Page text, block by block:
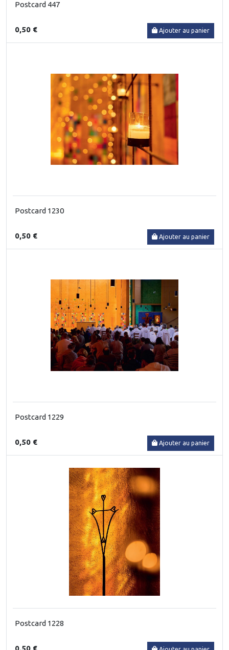
Postcard 447
0,50 € Ajouter au panier
Postcard 1230
0,50 € Ajouter au panier
Postcard 1229
0,50 € Ajouter au panier
Postcard 1228
0,50 €